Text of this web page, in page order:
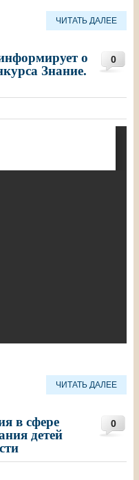
ЧИТАТЬ ДАЛЕЕ
0
о
Знание.
ЧИТАТЬ ДАЛЕЕ
0
в сфере
детей